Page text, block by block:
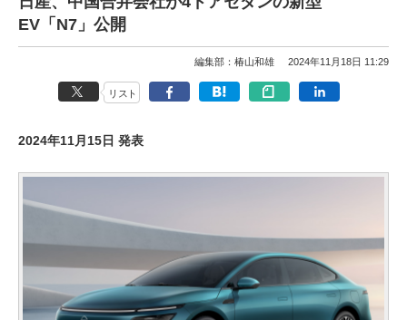
EV「N7」公開
編集部：椿山和雄 2024年11月18日 11:29
リスト
2024年11月15日 発表